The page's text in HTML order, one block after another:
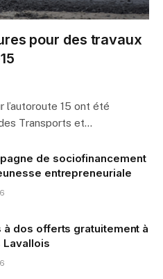
pour des travaux
15 ont été
Transports et…
de sociofinancement
entrepreneuriale
à dos offerts gratuitement à
Lavallois